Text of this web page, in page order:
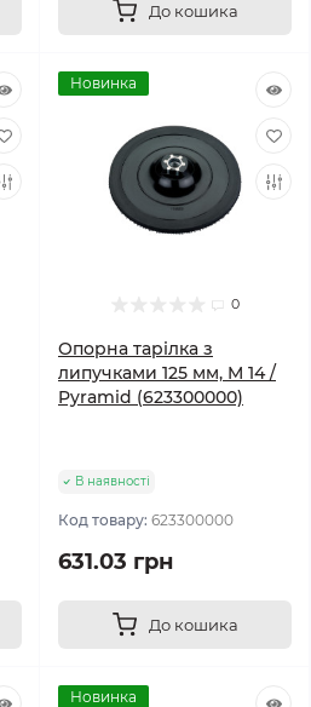
До кошика
Новинка
0
Опорна тарілка з
липучками 125 мм, M 14 /
Pyramid (623300000)
В наявності
Код товару: 623300000
631.03 грн
До кошика
Новинка